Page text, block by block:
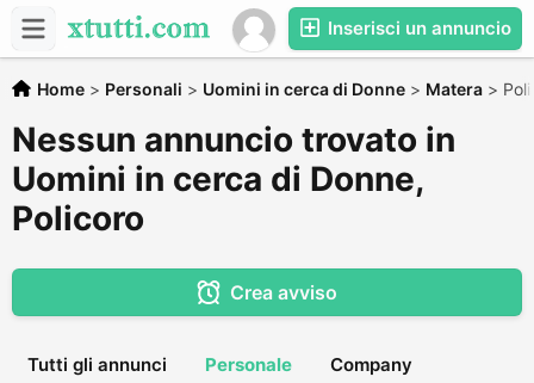
Inserisci un annuncio
Home > Personali > Uomini in cerca di Donne > Matera >
Nessun annuncio trovato in
Uomini in cerca di Donne,
Policoro
Crea avviso
Tutti gli annunci Personale Company